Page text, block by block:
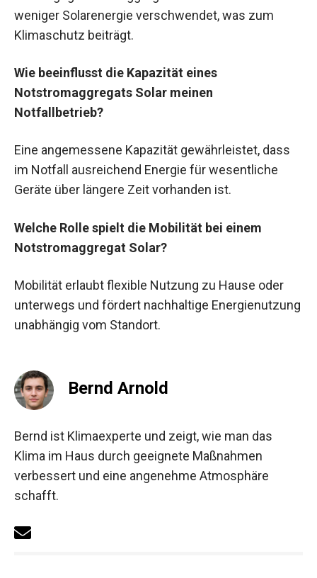
weniger Solarenergie verschwendet, was zum
Klimaschutz beiträgt.
Wie beeinflusst die Kapazität eines
Notstromaggregats Solar meinen
Notfallbetrieb?
Eine angemessene Kapazität gewährleistet, dass
im Notfall ausreichend Energie für wesentliche
Geräte über längere Zeit vorhanden ist.
Welche Rolle spielt die Mobilität bei einem
Notstromaggregat Solar?
Mobilität erlaubt flexible Nutzung zu Hause oder
unterwegs und fördert nachhaltige Energienutzung
unabhängig vom Standort.
Bernd Arnold
Bernd ist Klimaexperte und zeigt, wie man das
Klima im Haus durch geeignete Maßnahmen
verbessert und eine angenehme Atmosphäre
schafft.